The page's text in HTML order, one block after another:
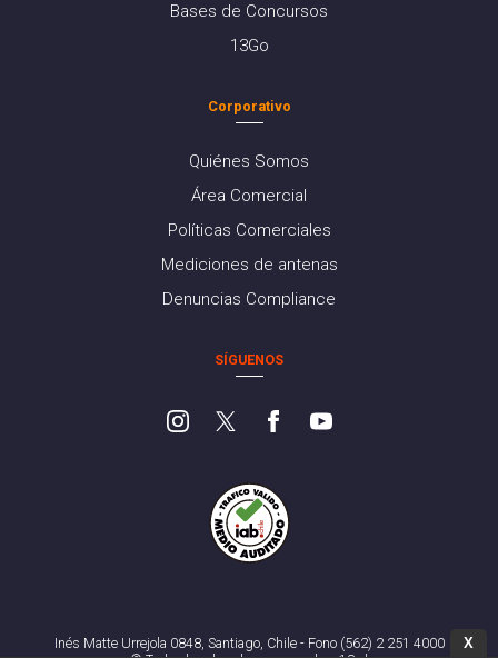
Bases de Concursos
13Go
Corporativo
Quiénes Somos
Área Comercial
Políticas Comerciales
Mediciones de antenas
Denuncias Compliance
SÍGUENOS
Inés Matte Urrejola 0848, Santiago, Chile - Fono (562) 2 251 4000
X